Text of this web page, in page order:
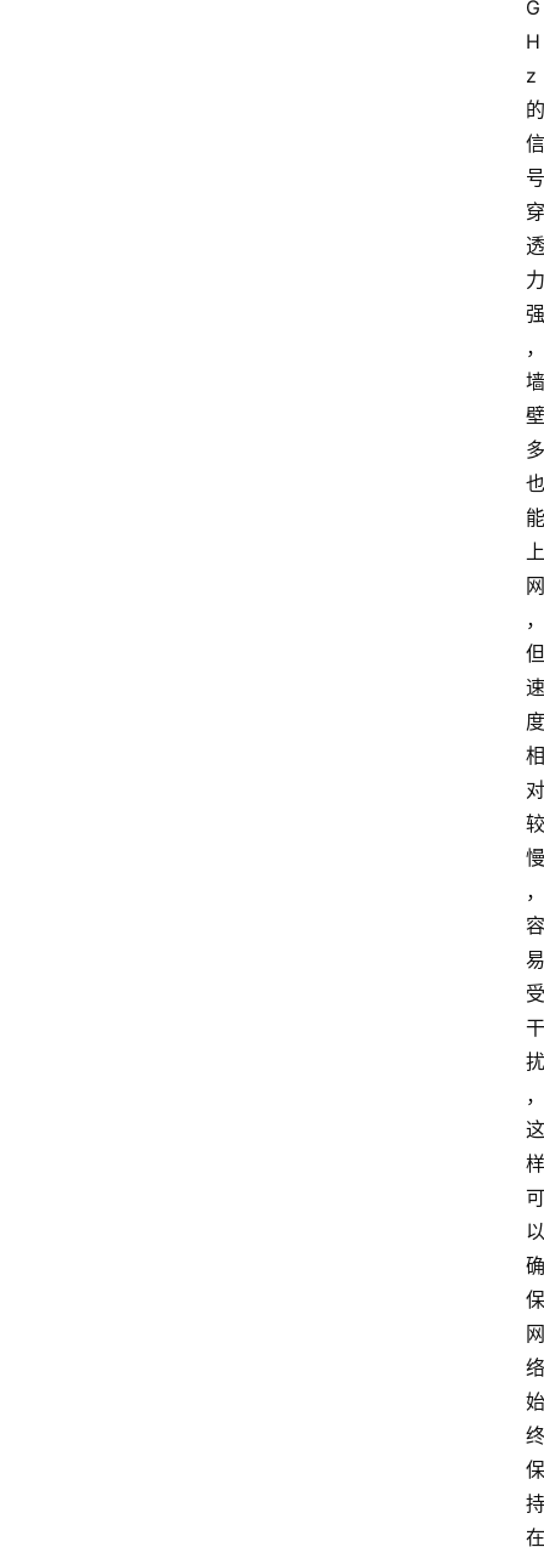
G
H
z
的
信
号
穿
透
力
强
，
墙
壁
多
也
能
上
网
，
但
速
度
相
对
较
慢
，
容
易
受
干
扰
，
这
样
可
以
确
保
网
络
始
终
保
持
在